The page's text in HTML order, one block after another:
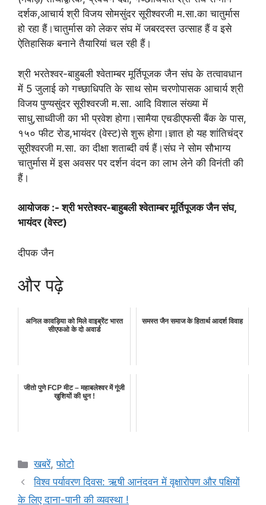
दर्शक,आचार्य श्री विजय सोमसुंदर सूरीश्वरजी म.सा.का चातुर्मास
हो रहा हैं।चातुर्मास को लेकर संघ में जबरदस्त उत्साह हैं व इसे
ऐतिहासिक बनाने तैयारियां चल रही हैं।
श्री भरतेश्वर-बाहुबली श्वेताम्बर मूर्तिपूजक जैन संघ के तत्वावधान
में 5 जुलाई को गच्छाधिपति के साथ सोम चरणोपासक आचार्य श्री
विजय पुण्यसुंदर सूरीश्वरजी म.सा. आदि विशाल संख्या में
साधु,साध्वीजी का भी प्रवेश होगा।सामैया एचडीएफसी बैंक के पास,
१५० फीट रोड,भायंदर (वेस्ट)से शुरू होगा।ज्ञात हो यह शांतिचंद्र
सूरीश्वरजी म.सा. का दीक्षा शताब्दी वर्ष हैं।संघ ने सोम सौभाग्य
चातुर्मास में इस अवसर पर दर्शन वंदन का लाभ लेने की विनंती की
हैं।
आयोजक :- श्री भरतेश्वर-बाहुबली श्वेताम्बर मूर्तिपूजक जैन संघ,
भायंदर (वेस्ट)
दीपक जैन
और पढ़े
अनिल कावड़िया को मिले वाइब्रेंट भारत
सीएफओ के दो अवार्ड
समस्त जैन समाज के हितार्थ आदर्श विवाह
जीतो पुणे FCP मीट – महाबलेश्वर में गूंजी
खुशियों की धुन !
Categories
खबरें,फोटो
विश्व पर्यावरण दिवस: ऋषी आनंदवन में वृक्षारोपण और पक्षियों
के लिए दाना-पानी की व्यवस्था !